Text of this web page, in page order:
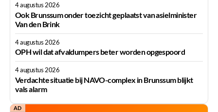
4 augustus 2026
Ook Brunssum onder toezicht geplaatst van asielminister
Van den Brink
4 augustus 2026
OPH wil dat afvaldumpers beter worden opgespoord
4 augustus 2026
Verdachte situatie bij NAVO-complex in Brunssum blijkt
vals alarm
AD